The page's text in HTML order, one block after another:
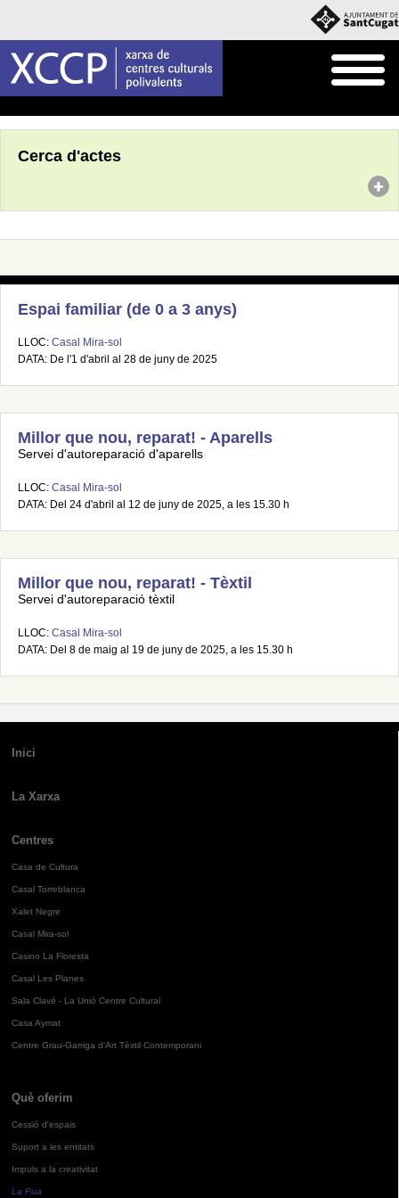
Cerca d'actes
Espai familiar (de 0 a 3 anys)
LLOC: Casal Mira-sol
DATA: De l'1 d'abril al 28 de juny de 2025
Millor que nou, reparat! - Aparells
Servei d'autoreparació d'aparells
LLOC: Casal Mira-sol
DATA: Del 24 d'abril al 12 de juny de 2025, a les 15.30 h
Millor que nou, reparat! - Tèxtil
Servei d'autoreparació tèxtil
LLOC: Casal Mira-sol
DATA: Del 8 de maig al 19 de juny de 2025, a les 15.30 h
Inici
La Xarxa
Centres
Casa de Cultura
Casal Torreblanca
Xalet Negre
Casal Mira-sol
Casino La Floresta
Casal Les Planes
Sala Clavé - La Unió Centre Cultural
Casa Aymat
Centre Grau-Garriga d'Art Tèxtil Contemporani
Què oferim
Cessió d'espais
Suport a les entitats
Impuls a la creativitat
La Pua